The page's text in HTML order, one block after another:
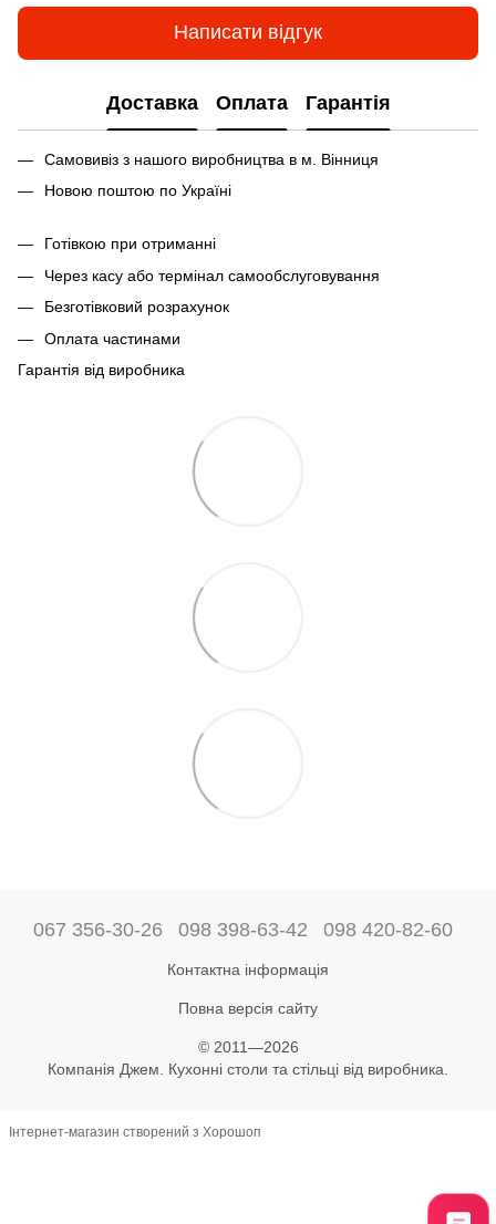
Написати відгук
Доставка Оплата Гарантія
Самовивіз з нашого виробництва в м. Вінниця
Новою поштою по Україні
Готівкою при отриманні
Через касу або термінал самообслуговування
Безготівковий розрахунок
Оплата частинами
Гарантія від виробника
067 356-30-26 098 398-63-42 098 420-82-60
Контактна інформація
Повна версія сайту
© 2011—2026
Компанія Джем. Кухонні столи та стільці від виробника.
Інтернет-магазин створений з Хорошоп